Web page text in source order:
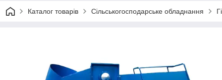
Каталог товарів Сільськогосподарське обладнання